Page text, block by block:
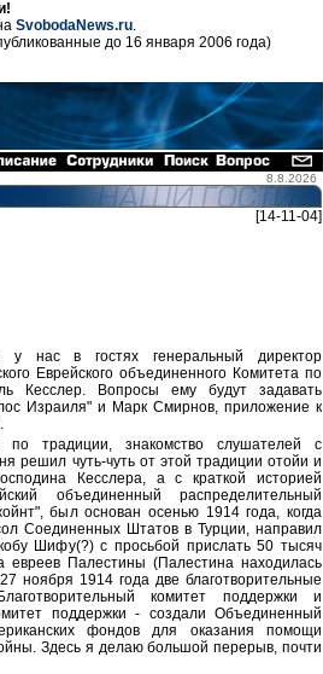
SvobodaNews.ru.
до 16 января 2006 года)
8.8.2026
[14-11-04]
нас в гостях генеральный директор
Еврейского объединенного Комитета по
Кесcлер. Вопросы ему будут задавать
Израиля" и Марк Смирнов, приложение к
традиции, знакомство слушателей с
решил чуть-чуть от этой традиции отойи и
Кесcлера, а с краткой историей
объединенный распределительный
был основан осенью 1914 года, когда
Соединенных Штатов в Турции, направил
Шифу(?) с просьбой прислать 50 тысяч
евреев Палестины (Палестина находилась
ноября 1914 года две благотворительные
комитет поддержки и
поддержки - создали Объединенный
фондов для оказания помощи
Здесь я делаю большой перерыв, почти